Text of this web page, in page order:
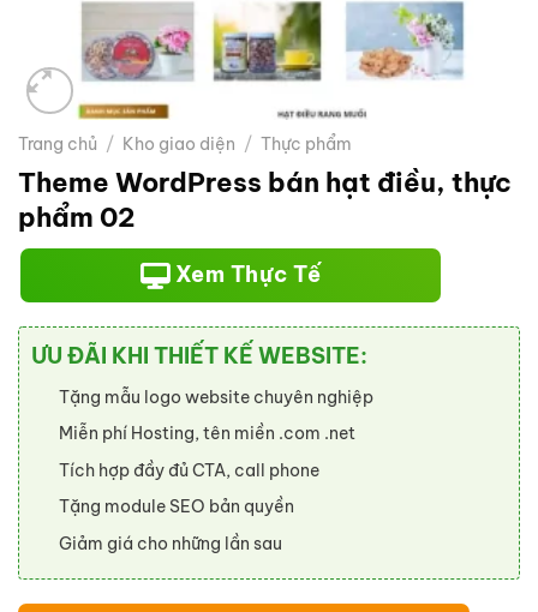
Trang chủ / Kho giao diện / Thực phẩm
Theme WordPress bán hạt điều, thực
phẩm 02
Xem Thực Tế
ƯU ĐÃI KHI THIẾT KẾ WEBSITE:
Tặng mẫu logo website chuyên nghiệp
Miễn phí Hosting, tên miền .com .net
Tích hợp đầy đủ CTA, call phone
Tặng module SEO bản quyền
Giảm giá cho những lần sau